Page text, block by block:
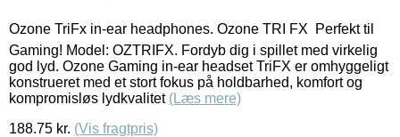
Ozone TriFx in-ear headphones. Ozone TRI FX  Perfekt til
Gaming! Model: OZTRIFX. Fordyb dig i spillet med virkelig
god lyd. Ozone Gaming in-ear headset TriFX er omhyggeligt
konstrueret med et stort fokus på holdbarhed, komfort og
kompromisløs lydkvalitet (Læs mere)
188.75 kr. (Vis fragtpris)